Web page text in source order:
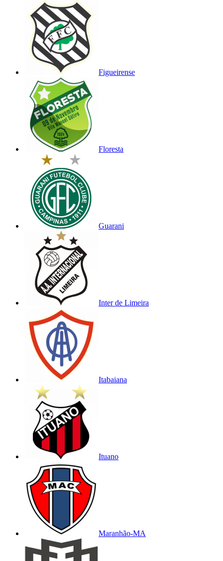
Figueirense
Floresta
Guarani
Inter de Limeira
Itabaiana
Ituano
Maranhão-MA